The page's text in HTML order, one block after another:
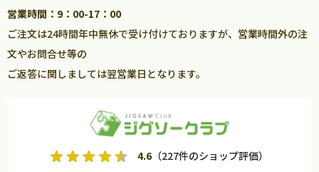
営業時間：9：00-17：00
ご注文は24時間年中無休で受け付けておりますが、営業時間外の注
文やお問合せ等の
ご返答に関しましては翌営業日となります。
4.6 （227件のショップ評価）